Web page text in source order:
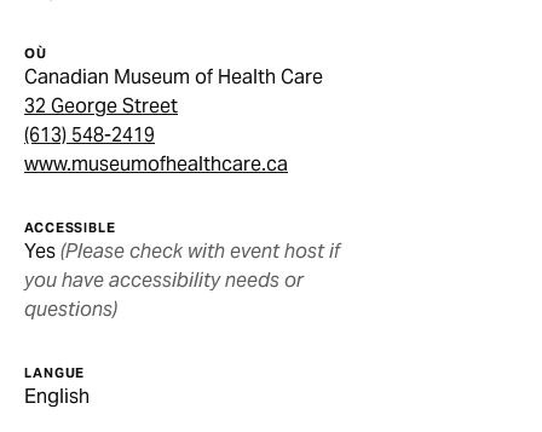
OÙ
Canadian Museum of Health Care
32 George Street
(613) 548-2419
www.museumofhealthcare.ca
ACCESSIBLE
Yes(Please check with event host if
you have accessibility needs or
questions)
LANGUE
English